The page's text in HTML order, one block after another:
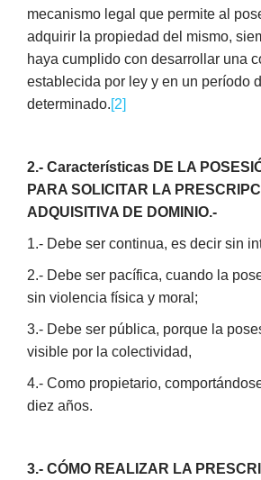
mecanismo legal que permite al
adquirir la propiedad del mismo,
haya cumplido con desarrollar una
establecida por ley y en un período
determinado.[2]
2.- Características DE LA
PARA SOLICITAR LA
ADQUISITIVA DE DOMINIO.-
1.- Debe ser continua, es decir sin
2.- Debe ser pacífica, cuando la
sin violencia física y moral;
3.- Debe ser pública, porque la
visible por la colectividad,
4.- Como propietario,
diez años.
3.- CÓMO REALIZAR LA